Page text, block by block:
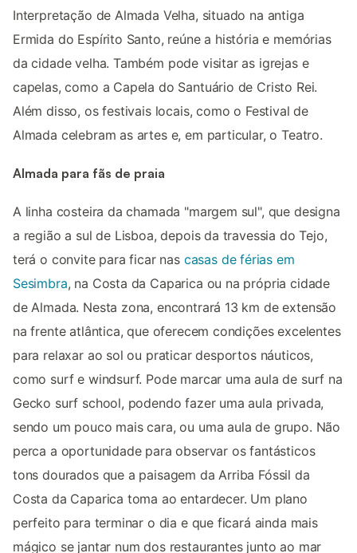
Interpretação de Almada Velha, situado na antiga
Ermida do Espírito Santo, reúne a história e memórias
da cidade velha. Também pode visitar as igrejas e
capelas, como a Capela do Santuário de Cristo Rei.
Além disso, os festivais locais, como o Festival de
Almada celebram as artes e, em particular, o Teatro.
Almada para fãs de praia
A linha costeira da chamada "margem sul", que designa
a região a sul de Lisboa, depois da travessia do Tejo,
terá o convite para ficar nas casas de férias em
Sesimbra, na Costa da Caparica ou na própria cidade
de Almada. Nesta zona, encontrará 13 km de extensão
na frente atlântica, que oferecem condições excelentes
para relaxar ao sol ou praticar desportos náuticos,
como surf e windsurf. Pode marcar uma aula de surf na
Gecko surf school, podendo fazer uma aula privada,
sendo um pouco mais cara, ou uma aula de grupo. Não
perca a oportunidade para observar os fantásticos
tons dourados que a paisagem da Arriba Fóssil da
Costa da Caparica toma ao entardecer. Um plano
perfeito para terminar o dia e que ficará ainda mais
mágico se jantar num dos restaurantes junto ao mar